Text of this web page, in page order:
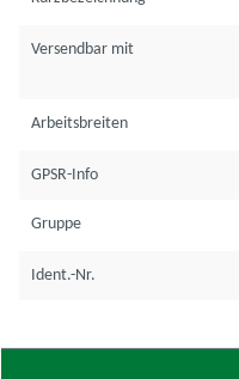
Versendbar mit
Arbeitsbreiten
GPSR-Info
Gruppe
Ident.-Nr.